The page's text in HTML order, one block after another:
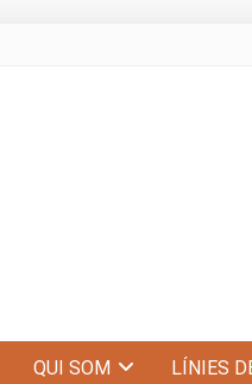
QUI SOM LÍNIES